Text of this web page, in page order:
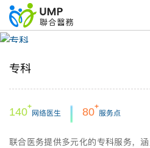
专科
专科
140+
网络医生 80+
服务点
联合医务提供多元化的专科服务，